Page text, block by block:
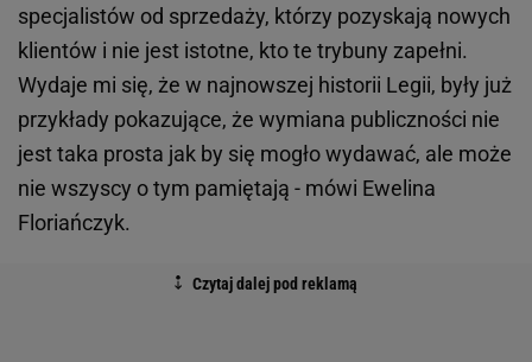
specjalistów od sprzedaży, którzy pozyskają nowych
klientów i nie jest istotne, kto te trybuny zapełni.
Wydaje mi się, że w najnowszej historii Legii, były już
przykłady pokazujące, że wymiana publiczności nie
jest taka prosta jak by się mogło wydawać, ale może
nie wszyscy o tym pamiętają - mówi Ewelina
Floriańczyk.